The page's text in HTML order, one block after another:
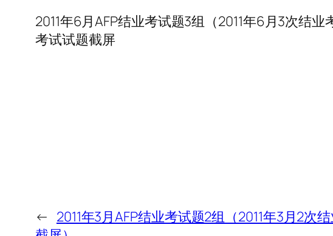
2011年6月AFP结业考试题3组（2011年6月3次结
考试试题截屏
← 2011年3月AFP结业考试题2组（2011年3月2次